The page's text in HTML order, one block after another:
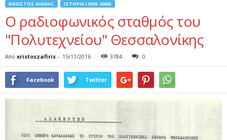
ΕΙΚΟΣΤΟΣ ΑΙΩΝΑΣ ΙΣΤΟΡΊΑ (1950-2000)
Ο ραδιοφωνικός σταθμός του
"Πολυτεχνείου" Θεσσαλονίκης
Από xristoszafiris - 15/11/2016 3784 0
Facebook Twitter